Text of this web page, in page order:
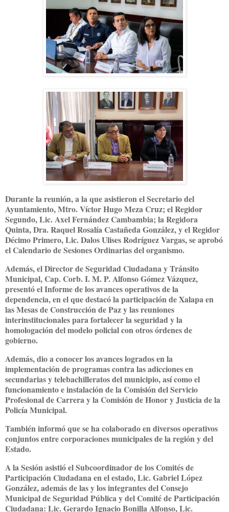
Durante la reunión, a la que asistieron el Secretario del
Ayuntamiento, Mtro. Víctor Hugo Meza Cruz; el Regidor
Segundo, Lic. Axel Fernández Cambambia; la Regidora
Quinta, Dra. Raquel Rosalía Castañeda González, y el Regidor
Décimo Primero, Lic. Dalos Ulises Rodríguez Vargas, se aprobó
el Calendario de Sesiones Ordinarias del organismo.
Además, el Director de Seguridad Ciudadana y Tránsito
Municipal, Cap. Corb. I. M. P. Alfonso Gómez Vázquez,
presentó el Informe de los avances operativos de la
dependencia, en el que destacó la participación de Xalapa en
las Mesas de Construcción de Paz y las reuniones
interinstitucionales para fortalecer la seguridad y la
homologación del modelo policial con otros órdenes de
gobierno.
Además, dio a conocer los avances logrados en la
implementación de programas contra las adicciones en
secundarias y telebachilleratos del municipio, así como el
funcionamiento e instalación de la Comisión del Servicio
Profesional de Carrera y la Comisión de Honor y Justicia de la
Policía Municipal.
También informó que se ha colaborado en diversos operativos
conjuntos entre corporaciones municipales de la región y del
Estado.
A la Sesión asistió el Subcoordinador de los Comités de
Participación Ciudadana en el estado, Lic. Gabriel López
González, además de las y los integrantes del Consejo
Municipal de Seguridad Pública y del Comité de Participación
Ciudadana: Lic. Gerardo Ignacio Bonilla Alfonso, Lic.